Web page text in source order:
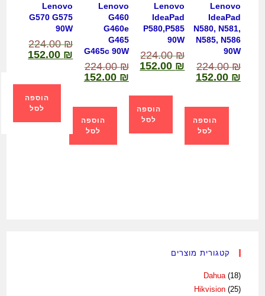
Lenovo
IdeaPad
N580, N581,
N585, N586
90W
224.00₪
152.00 ₪
הוספה
לסל
Lenovo
IdeaPad
P580,P585
90W
224.00₪
152.00 ₪
הוספה
לסל
Lenovo
G460
G460e
G465
G465c 90W
224.00₪
152.00 ₪
הוספה
לסל
Lenovo
G570 G575
90W
224.00₪
152.00 ₪
הוספה
לסל
קטגורית מוצרים
Dahua (18)
Hikvision (25)